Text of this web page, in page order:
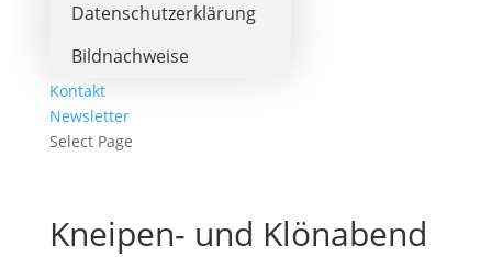
Datenschutzerklärung
Bildnachweise
Kontakt
Newsletter
Select Page
Kneipen- und Klönabend